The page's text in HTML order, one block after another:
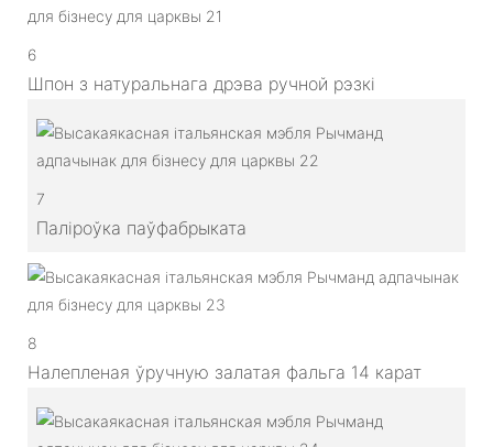
6
Шпон з натуральнага дрэва ручной рэзкі
7
Паліроўка паўфабрыката
8
Налепленая ўручную залатая фальга 14 карат